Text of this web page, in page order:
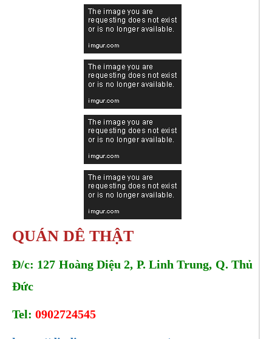
QUÁN DÊ THẬT
Đ/c: 127 Hoàng Diệu 2, P. Linh Trung, Q. Thủ
Đức
Tel: 0902724545